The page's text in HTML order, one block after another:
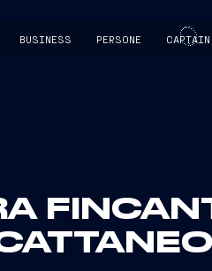
BUSINESS PERSONE CAPTAIN
CAPTAIN